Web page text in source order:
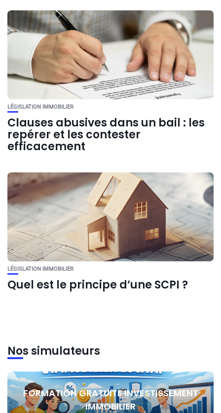
LÉGISLATION IMMOBILIER
Clauses abusives dans un bail : les
repérer et les contester
efficacement
LÉGISLATION IMMOBILIER
Quel est le principe d’une SCPI ?
Nos simulateurs
FORMATION GRATUITE INVESTISSEMENT
IMMOBILIER